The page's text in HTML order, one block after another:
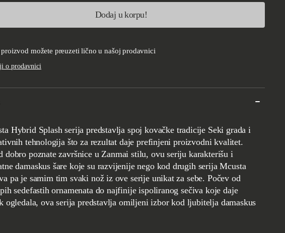
Dodaj u korpu!
možete preuzeti lično u našoj prodavnici
o prodavnici
tehnologija što za rezultat daje prefinjeni proizvodni kvalitet.
dobro poznate završnice u Zanmai stilu, ovu seriju karakterišu i
damaskus šare koje su razvijenije nego kod drugih serija Mcusta
pa je samim tim svaki nož iz ove serije unikat za sebe. Počev od
sedefastih ornamenata do najfinije ispoliranog sečiva koje daje
ogledala, ova serija predstavlja omiljeni izbor kod ljubitelja damaskus